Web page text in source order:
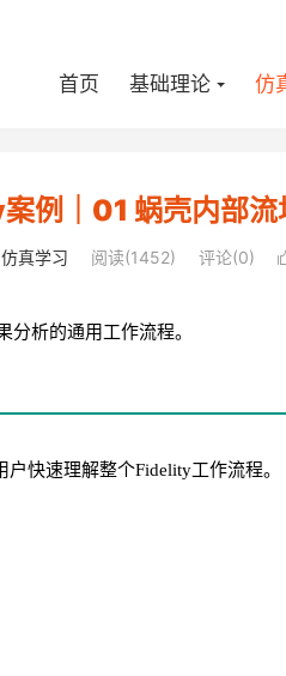
首页 基础理论 仿
例｜01 蜗壳内部流
仿真学习 阅读(1452) 评论(0)
分析的通用工作流程。
快速理解整个Fidelity工作流程。